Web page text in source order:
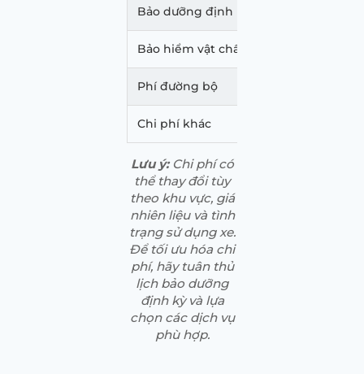
Bảo dưỡng định kỳ
Bảo hiểm vật chất
Phí đường bộ
Chi phí khác
Lưu ý:Chi phí có
thể thay đổi tùy
theo khu vực, giá
nhiên liệu và tình
trạng sử dụng xe.
Để tối ưu hóa chi
phí, hãy tuân thủ
lịch bảo dưỡng
định kỳ và lựa
chọn các dịch vụ
phù hợp.